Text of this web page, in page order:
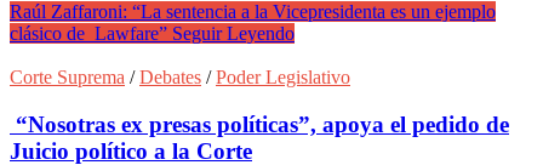
Raúl Zaffaroni: “La sentencia a la Vicepresidenta es un ejemplo
clásico de Lawfare” Seguir Leyendo
Corte Suprema /Debates /Poder Legislativo
“Nosotras ex presas políticas”, apoya el pedido de
Juicio político a la Corte